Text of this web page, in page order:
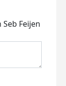
Feijen